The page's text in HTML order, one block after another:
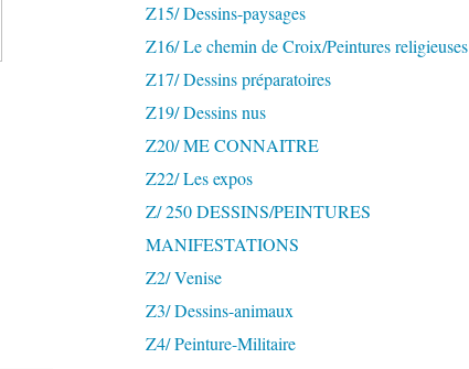
Z15/ Dessins-paysages
Z16/ Le chemin de Croix/Peintures religieuses
Z17/ Dessins préparatoires
Z19/ Dessins nus
Z20/ ME CONNAITRE
Z22/ Les expos
Z/ 250 DESSINS/PEINTURES
MANIFESTATIONS
Z2/ Venise
Z3/ Dessins-animaux
Z4/ Peinture-Militaire